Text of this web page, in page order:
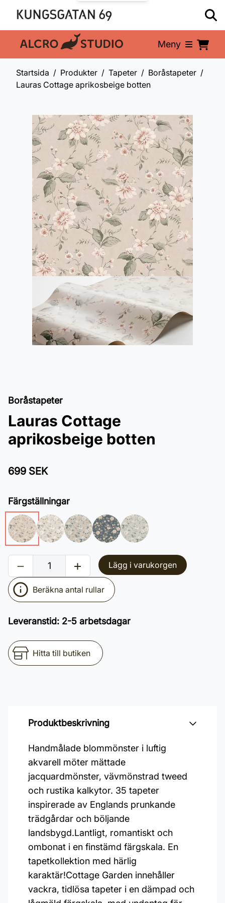
En del av: Meny
Startsida Produkter Tapeter
Boråstapeter
Lauras Cottage aprikosbeige botten
Boråstapeter
Lauras Cottage
aprikosbeige botten
699 SEK
Färgställningar
Lägg i varukorgen
Beräkna antal rullar
Leveranstid: 2-5 arbetsdagar
Hitta till butiken
Produktbeskrivning
Handmålade blommönster i luftig
akvarell möter mättade
jacquardmönster, vävmönstrad tweed
och rustika kalkytor. 35 tapeter
inspirerade av Englands prunkande
trädgårdar och böljande
landsbygd.Lantligt, romantiskt och
ombonat i en finstämd färgskala. En
tapetkollektion med härlig
karaktär!Cottage Garden innehåller
vackra, tidlösa tapeter i en dämpad och